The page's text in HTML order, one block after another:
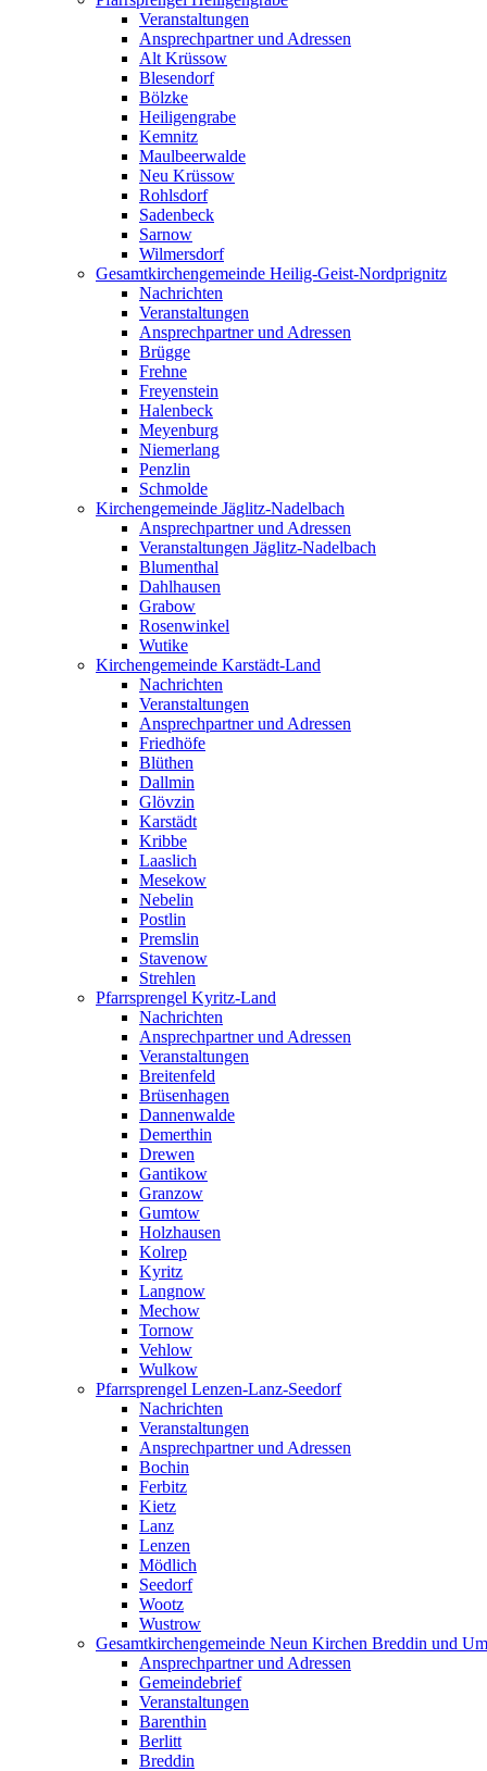
Veranstaltungen
Ansprechpartner und Adressen
Alt Krüssow
Blesendorf
Bölzke
Heiligengrabe
Kemnitz
Maulbeerwalde
Neu Krüssow
Rohlsdorf
Sadenbeck
Sarnow
Wilmersdorf
Gesamtkirchengemeinde Heilig-Geist-Nordprignitz
Nachrichten
Veranstaltungen
Ansprechpartner und Adressen
Brügge
Frehne
Freyenstein
Halenbeck
Meyenburg
Niemerlang
Penzlin
Schmolde
Kirchengemeinde Jäglitz-Nadelbach
Ansprechpartner und Adressen
Veranstaltungen Jäglitz-Nadelbach
Blumenthal
Dahlhausen
Grabow
Rosenwinkel
Wutike
Kirchengemeinde Karstädt-Land
Nachrichten
Veranstaltungen
Ansprechpartner und Adressen
Friedhöfe
Blüthen
Dallmin
Glövzin
Karstädt
Kribbe
Laaslich
Mesekow
Nebelin
Postlin
Premslin
Stavenow
Strehlen
Pfarrsprengel Kyritz-Land
Nachrichten
Ansprechpartner und Adressen
Veranstaltungen
Breitenfeld
Brüsenhagen
Dannenwalde
Demerthin
Drewen
Gantikow
Granzow
Gumtow
Holzhausen
Kolrep
Kyritz
Langnow
Mechow
Tornow
Vehlow
Wulkow
Pfarrsprengel Lenzen-Lanz-Seedorf
Nachrichten
Veranstaltungen
Ansprechpartner und Adressen
Bochin
Ferbitz
Kietz
Lanz
Lenzen
Mödlich
Seedorf
Wootz
Wustrow
Gesamtkirchengemeinde Neun Kirchen Breddin und
Ansprechpartner und Adressen
Gemeindebrief
Veranstaltungen
Barenthin
Berlitt
Breddin